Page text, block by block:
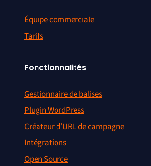
Équipe commerciale
Tarifs
Fonctionnalités
Gestionnaire de balises
Plugin WordPress
Créateur d’URL de campagne
Intégrations
Open Source